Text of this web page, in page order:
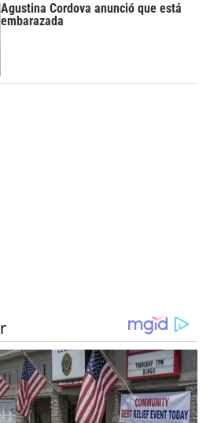
Agustina Cordova anunció que está
embarazada